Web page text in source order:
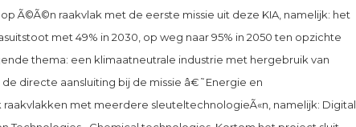
Ã©Ã©n raakvlak met de eerste missie uit deze KIA, namelijk: het
met 49% in 2030, op weg naar 95% in 2050 ten opzichte
thema: een klimaatneutrale industrie met hergebruik van
directe aansluiting bij de missie â€˜Energie en
met meerdere sleuteltechnologieÃ«n, namelijk: Digital